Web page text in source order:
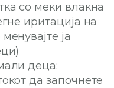
со меки влакна
иритација на
ја
деца:
да започнете